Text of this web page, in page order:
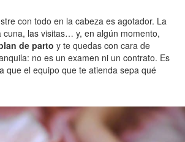
con todo en la cabeza es agotador. La
cuna, las visitas… y, en algún momento,
de parto y te quedas con cara de
no es un examen ni un contrato. Es
que el equipo que te atienda sepa qué